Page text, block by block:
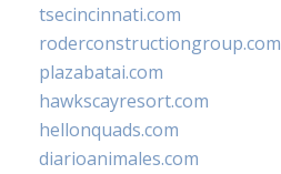
tsecincinnati.com
roderconstructiongroup.com
plazabatai.com
hawkscayresort.com
hellonquads.com
diarioanimales.com